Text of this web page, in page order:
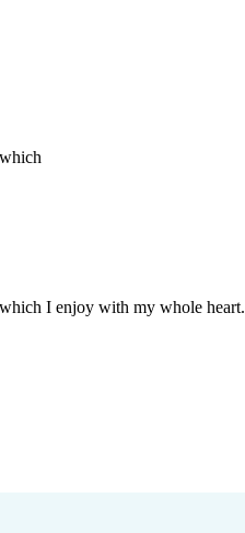
I enjoy with my whole heart.